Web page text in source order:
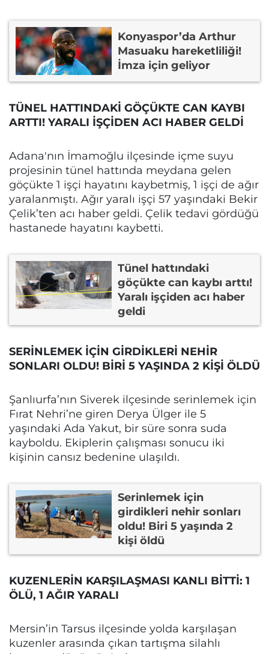
Konyaspor’da Arthur
Masuaku hareketliliği!
İmza için geliyor
TÜNEL HATTINDAKİ GÖÇÜKTE CAN KAYBI
ARTTI! YARALI İŞÇİDEN ACI HABER GELDİ
Adana'nın İmamoğlu ilçesinde içme suyu
projesinin tünel hattında meydana gelen
göçükte 1 işçi hayatını kaybetmiş, 1 işçi de ağır
yaralanmıştı. Ağır yaralı işçi 57 yaşındaki Bekir
Çelik’ten acı haber geldi. Çelik tedavi gördüğü
hastanede hayatını kaybetti.
Tünel hattındaki
göçükte can kaybı arttı!
Yaralı işçiden acı haber
geldi
SERİNLEMEK İÇİN GİRDİKLERİ NEHİR
SONLARI OLDU! BİRİ 5 YAŞINDA 2 KİŞİ ÖLDÜ
Şanlıurfa’nın Siverek ilçesinde serinlemek için
Fırat Nehri’ne giren Derya Ülger ile 5
yaşındaki Ada Yakut, bir süre sonra suda
kayboldu. Ekiplerin çalışması sonucu iki
kişinin cansız bedenine ulaşıldı.
Serinlemek için
girdikleri nehir sonları
oldu! Biri 5 yaşında 2
kişi öldü
KUZENLERİN KARŞILAŞMASI KANLI BİTTİ: 1
ÖLÜ, 1 AĞIR YARALI
Mersin’in Tarsus ilçesinde yolda karşılaşan
kuzenler arasında çıkan tartışma silahlı